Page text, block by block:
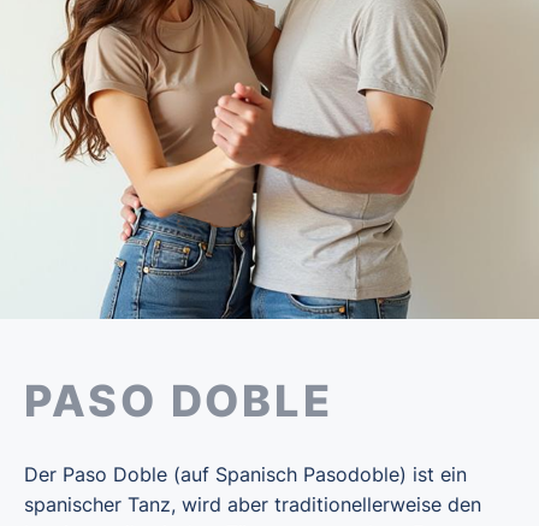
PASO DOBLE
Der Paso Doble (auf Spanisch Pasodoble) ist ein
spanischer Tanz, wird aber traditionellerweise den